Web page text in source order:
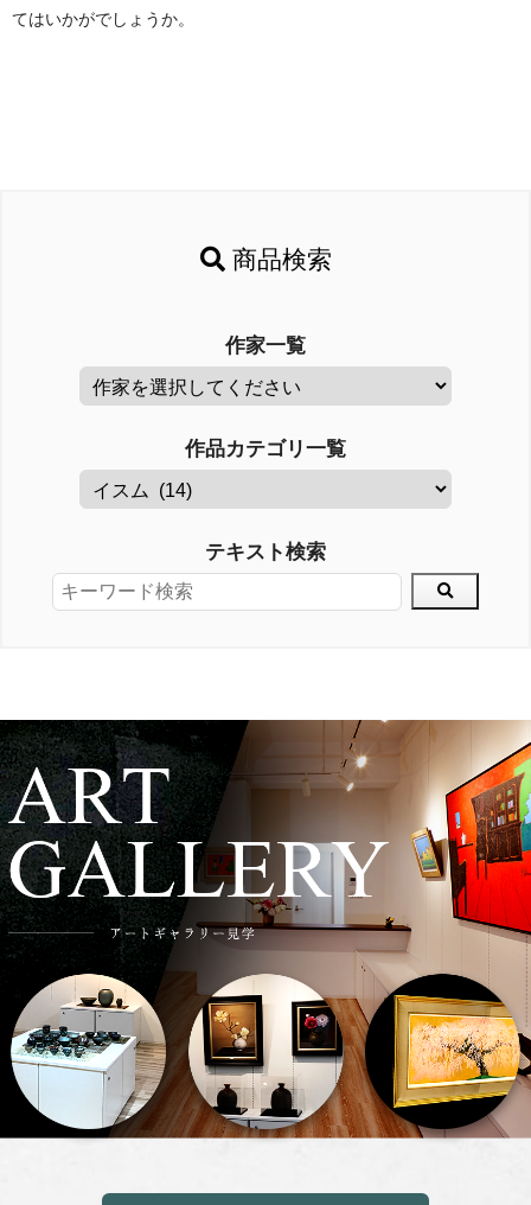
てはいかがでしょうか。
商品検索
作家一覧
作品カテゴリ一覧
テキスト検索